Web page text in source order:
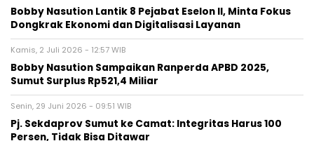
Bobby Nasution Lantik 8 Pejabat Eselon II, Minta Fokus
Dongkrak Ekonomi dan Digitalisasi Layanan
Kamis, 2 Juli 2026 - 12:57 WIB
Bobby Nasution Sampaikan Ranperda APBD 2025,
Sumut Surplus Rp521,4 Miliar
Senin, 29 Juni 2026 - 09:51 WIB
Pj. Sekdaprov Sumut ke Camat: Integritas Harus 100
Persen, Tidak Bisa Ditawar